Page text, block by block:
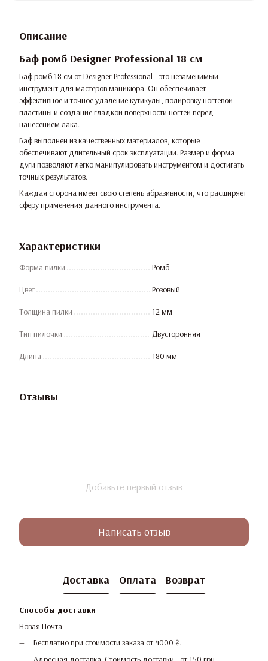
Описание
Баф ромб Designer Professional 18 см
Баф ромб 18 см от Designer Professional - это незаменимый
инструмент для мастеров маникюра. Он обеспечивает
эффективное и точное удаление кутикулы, полировку ногтевой
пластины и создание гладкой поверхности ногтей перед
нанесением лака.
Баф выполнен из качественных материалов, которые
обеспечивают длительный срок эксплуатации. Размер и форма
дуги позволяют легко манипулировать инструментом и достигать
точных результатов.
Каждая сторона имеет свою степень абразивности, что расширяет
сферу применения данного инструмента.
Характеристики
Форма пилки Ромб
Цвет Розовый
Толщина пилки 12 мм
Тип пилочки Двусторонняя
Длина 180 мм
Отзывы
Добавьте первый отзыв
Написать отзыв
Доставка Оплата Возврат
Способы доставки
Новая Почта
Бесплатно при стоимости заказа от 4000 ₴.